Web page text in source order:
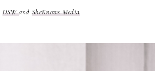
DSWand SheKnows Media